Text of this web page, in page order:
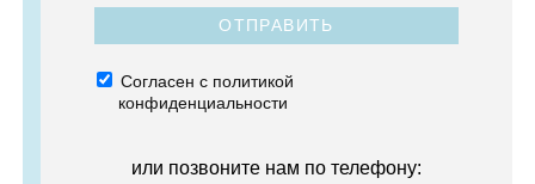
ОТПРАВИТЬ
Согласен с политикой
конфиденциальности
или позвоните нам по телефону: